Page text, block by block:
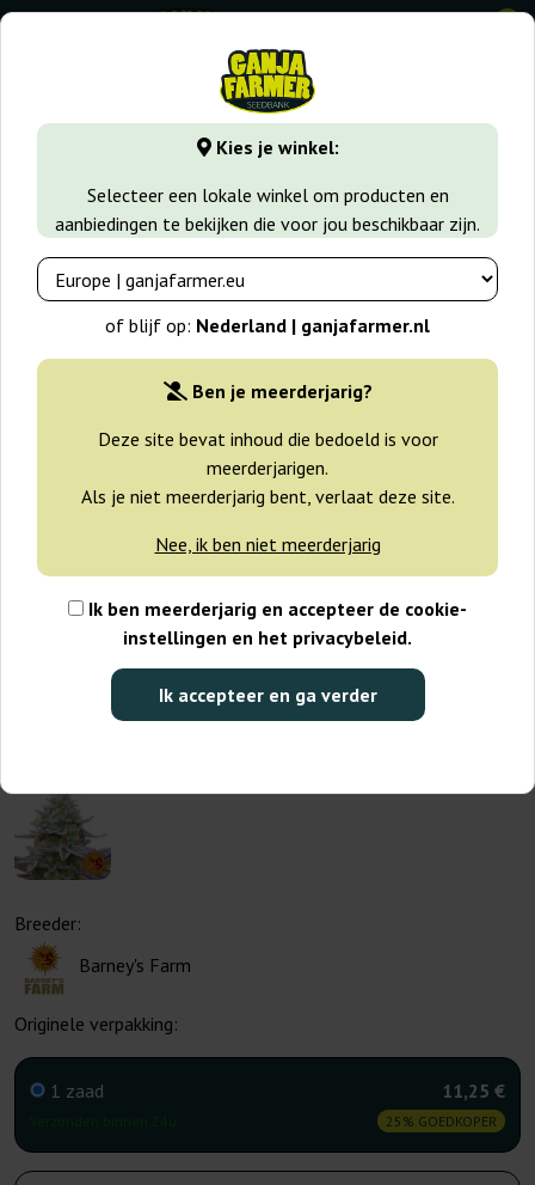
Kies je winkel:
Selecteer een lokale winkel om producten en
aanbiedingen te bekijken die voor jou beschikbaar zijn.
of blijf op: Nederland | ganjafarmer.nl
Ben je meerderjarig?
Deze site bevat inhoud die bedoeld is voor
meerderjarigen.
Als je niet meerderjarig bent, verlaat deze site.
Nee, ik ben niet meerderjarig
Ik ben meerderjarig en accepteer de cookie-
instellingen en het privacybeleid.
Ik accepteer en ga verder
0
GanjaFarmer.nl Wiet soorten Gorilla Glue Gorilla
-25%
+gratisie
Breeder:
Barney's Farm
Originele verpakking:
1 zaad 11,25 €
25% GOEDKOPER